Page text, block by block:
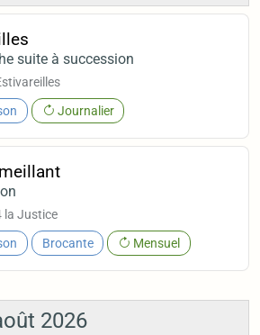
suite à succession
Journalier
la Justice
Brocante Mensuel
2026